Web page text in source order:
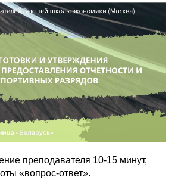
преподавателя 10-15 минут,
«вопрос-ответ».